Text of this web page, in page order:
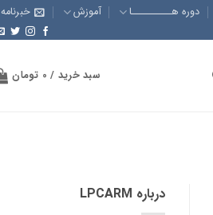
دوره هــــــــــا آموزش خبرنامه
سبد خرید / 0 تومان
درباره LPCARM